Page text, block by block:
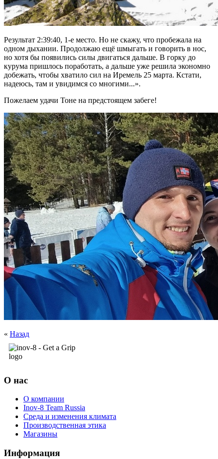
Результат 2:39:40, 1-е место. Но не скажу, что пробежала на
одном дыхании. Продолжаю ещё шмыгать и говорить в нос,
но хотя бы появились силы двигаться дальше. В горку до
курума пришлось поработать, а дальше уже решила экономно
добежать, чтобы хватило сил на Иремель 25 марта. Кстати,
надеюсь, там и увидимся со многими...».
Пожелаем удачи Тоне на предстоящем забеге!
« Назад
О нас
О компании
Inov-8 Team Russia
Среда и изменения климата
Производственная этика
Магазины
Информация